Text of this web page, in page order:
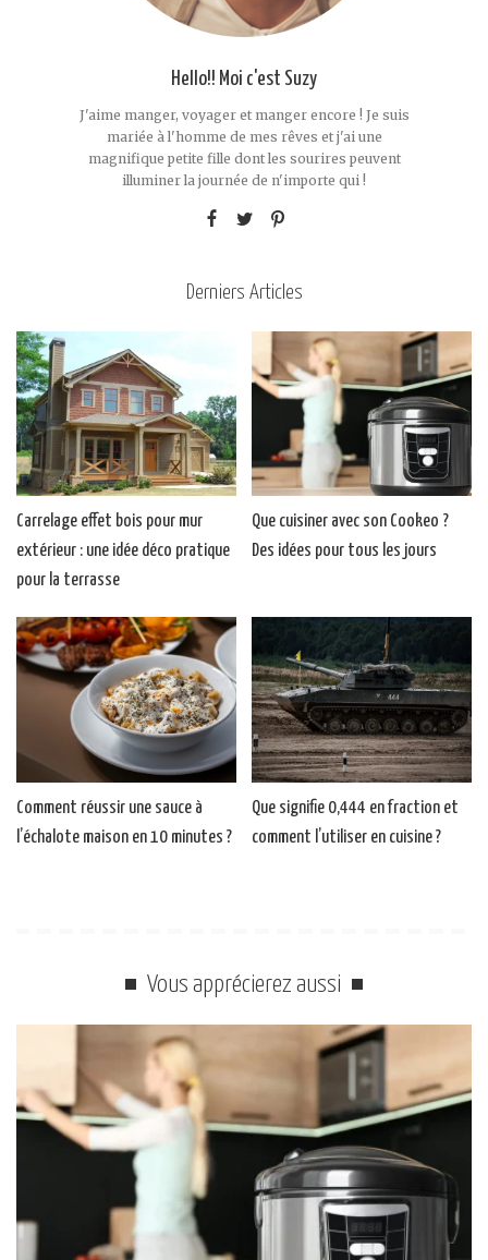
Hello!! Moi c'est Suzy
J'aime manger, voyager et manger encore ! Je suis
mariée à l'homme de mes rêves et j'ai une
magnifique petite fille dont les sourires peuvent
illuminer la journée de n'importe qui !
Derniers Articles
Carrelage effet bois pour mur
extérieur : une idée déco pratique
pour la terrasse
Que cuisiner avec son Cookeo ?
Des idées pour tous les jours
Comment réussir une sauce à
l’échalote maison en 10 minutes ?
Que signifie 0,444 en fraction et
comment l’utiliser en cuisine ?
Vous apprécierez aussi